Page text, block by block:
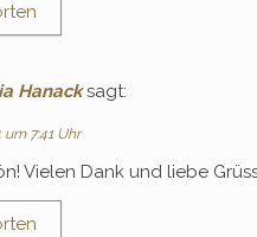
Hanack sagt:
um 7:41 Uhr
Vielen Dank und liebe